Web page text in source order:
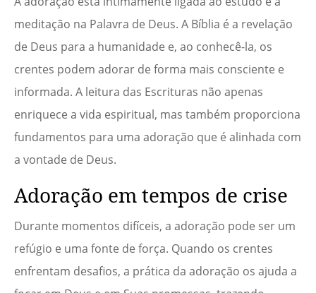
meditação na Palavra de Deus. A Bíblia é a revelação
de Deus para a humanidade e, ao conhecê-la, os
crentes podem adorar de forma mais consciente e
informada. A leitura das Escrituras não apenas
enriquece a vida espiritual, mas também proporciona
fundamentos para uma adoração que é alinhada com
a vontade de Deus.
Adoração em tempos de crise
Durante momentos difíceis, a adoração pode ser um
refúgio e uma fonte de força. Quando os crentes
enfrentam desafios, a prática da adoração os ajuda a